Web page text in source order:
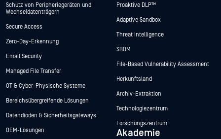
Schutz von Peripheriegeräten und
Wechseldatenträgern
Secure Access
Zero-Day-Erkennung
Email Security
Managed File Transfer
OT & Cyber-Physische Systeme
Bereichsübergreifende Lösungen
Datendioden & Sicherheitsgateways
OEM-Lösungen
Proaktive DLP™
Adaptive Sandbox
Threat Intelligence
SBOM
File-Based Vulnerability Assessment
Herkunftsland
Archiv-Extraktion
Technologiezentrum
Forschungszentrum
Akademie